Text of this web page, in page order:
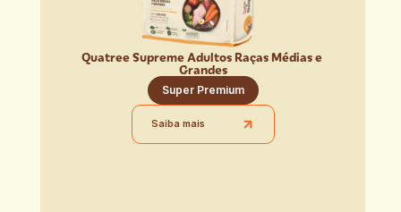
Quatree Supreme Adultos Raças Médias e
Grandes
Super Premium
Saiba mais